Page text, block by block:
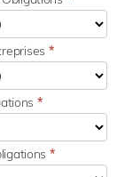
*
*
*